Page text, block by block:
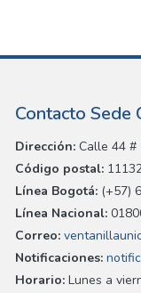
Contacto Sede
Dirección: Calle 44 #
Código postal:
Línea Bogotá: (+57)
Línea Nacional:
Correo:
Notificaciones:
Horario: Lunes a